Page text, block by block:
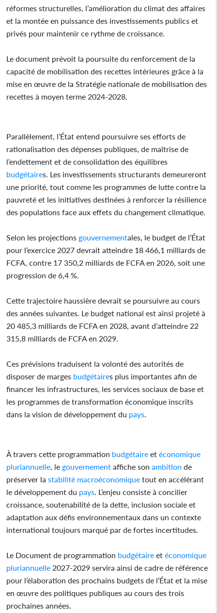
réformes structurelles, l’amélioration du climat des affaires
et la montée en puissance des investissements publics et
privés pour maintenir ce rythme de croissance.
Le document prévoit la poursuite du renforcement de la
capacité de mobilisation des recettes intérieures grâce à la
mise en œuvre de la Stratégie nationale de mobilisation des
recettes à moyen terme 2024-2028.
Parallèlement, l’État entend poursuivre ses efforts de
rationalisation des dépenses publiques, de maîtrise de
l’endettement et de consolidation des équilibres
budgétaires. Les investissements structurants demeureront
une priorité, tout comme les programmes de lutte contre la
pauvreté et les initiatives destinées à renforcer la résilience
des populations face aux effets du changement climatique.
Selon les projections gouvernementales, le budget de l’État
pour l’exercice 2027 devrait atteindre 18 466,1 milliards de
FCFA, contre 17 350,2 milliards de FCFA en 2026, soit une
progression de 6,4 %.
Cette trajectoire haussière devrait se poursuivre au cours
des années suivantes. Le budget national est ainsi projeté à
20 485,3 milliards de FCFA en 2028, avant d’atteindre 22
315,8 milliards de FCFA en 2029.
Ces prévisions traduisent la volonté des autorités de
disposer de marges budgétaires plus importantes afin de
financer les infrastructures, les services sociaux de base et
les programmes de transformation économique inscrits
dans la vision de développement du pays.
À travers cette programmation budgétaire et économique
pluriannuelle, le gouvernement affiche son ambition de
préserver la stabilité macroéconomique tout en accélérant
le développement du pays. L’enjeu consiste à concilier
croissance, soutenabilité de la dette, inclusion sociale et
adaptation aux défis environnementaux dans un contexte
international toujours marqué par de fortes incertitudes.
Le Document de programmation budgétaire et économique
pluriannuelle 2027-2029 servira ainsi de cadre de référence
pour l’élaboration des prochains budgets de l’État et la mise
en œuvre des politiques publiques au cours des trois
prochaines années.